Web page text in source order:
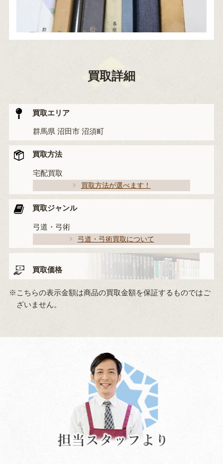
買取詳細
買取エリア
群馬県 沼田市 沼須町
買取方法
宅配買取
買取方法が選べます！
買取ジャンル
弓道・弓術
弓道・弓術買取について
買取価格
※こちらの表示金額は商品の買取金額を保証するものではご
ざいません。